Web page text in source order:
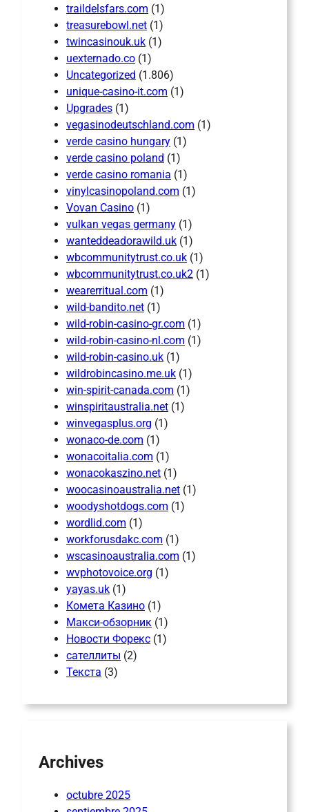
traildelsfars.com (1)
treasurebowl.net (1)
twincasinouk.uk (1)
uexternado.co (1)
Uncategorized (1.806)
unique-casino-it.com (1)
Upgrades (1)
vegasinodeutschland.com (1)
verde casino hungary (1)
verde casino poland (1)
verde casino romania (1)
vinylcasinopoland.com (1)
Vovan Casino (1)
vulkan vegas germany (1)
wanteddeadorawild.uk (1)
wbcommunitytrust.co.uk (1)
wbcommunitytrust.co.uk2 (1)
wearerritual.com (1)
wild-bandito.net (1)
wild-robin-casino-gr.com (1)
wild-robin-casino-nl.com (1)
wild-robin-casino.uk (1)
wildrobincasino.me.uk (1)
win-spirit-canada.com (1)
winspiritaustralia.net (1)
winvegasplus.org (1)
wonaco-de.com (1)
wonacoitalia.com (1)
wonacokaszino.net (1)
woocasinoaustralia.net (1)
woodyshotdogs.com (1)
wordlid.com (1)
workforusdakc.com (1)
wscasinoaustralia.com (1)
wvphotovoice.org (1)
yayas.uk (1)
Комета Казино (1)
Макси-обзорник (1)
Новости Форекс (1)
сателлиты (2)
Текста (3)
Archives
octubre 2025